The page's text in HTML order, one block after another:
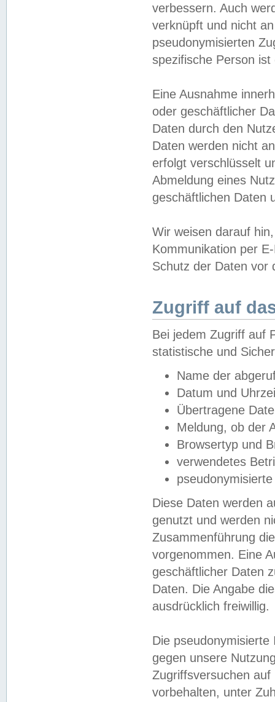
verbessern. Auch
verknüpft und nicht
pseudonymisierten
spezifische Person
Eine Ausnahme
oder geschäftlicher
Daten durch den
Daten werden nicht
erfolgt verschlüsselt
Abmeldung eines
geschäftlichen Daten
Wir weisen darauf
Kommunikation per
Schutz der Daten vor
Zugriff auf
Bei jedem Zugriff auf
statistische und
Name der
Datum und
Übertragene
Meldung, ob der
Browsertyp und
verwendetes
Diese Daten werden
genutzt und werden
Zusammenführung
vorgenommen. Eine
geschäftlicher Daten
Daten. Die Angabe
ausdrücklich freiwillig.
Die
gegen unsere
Zugriffsversuchen
vorbehalten, unter